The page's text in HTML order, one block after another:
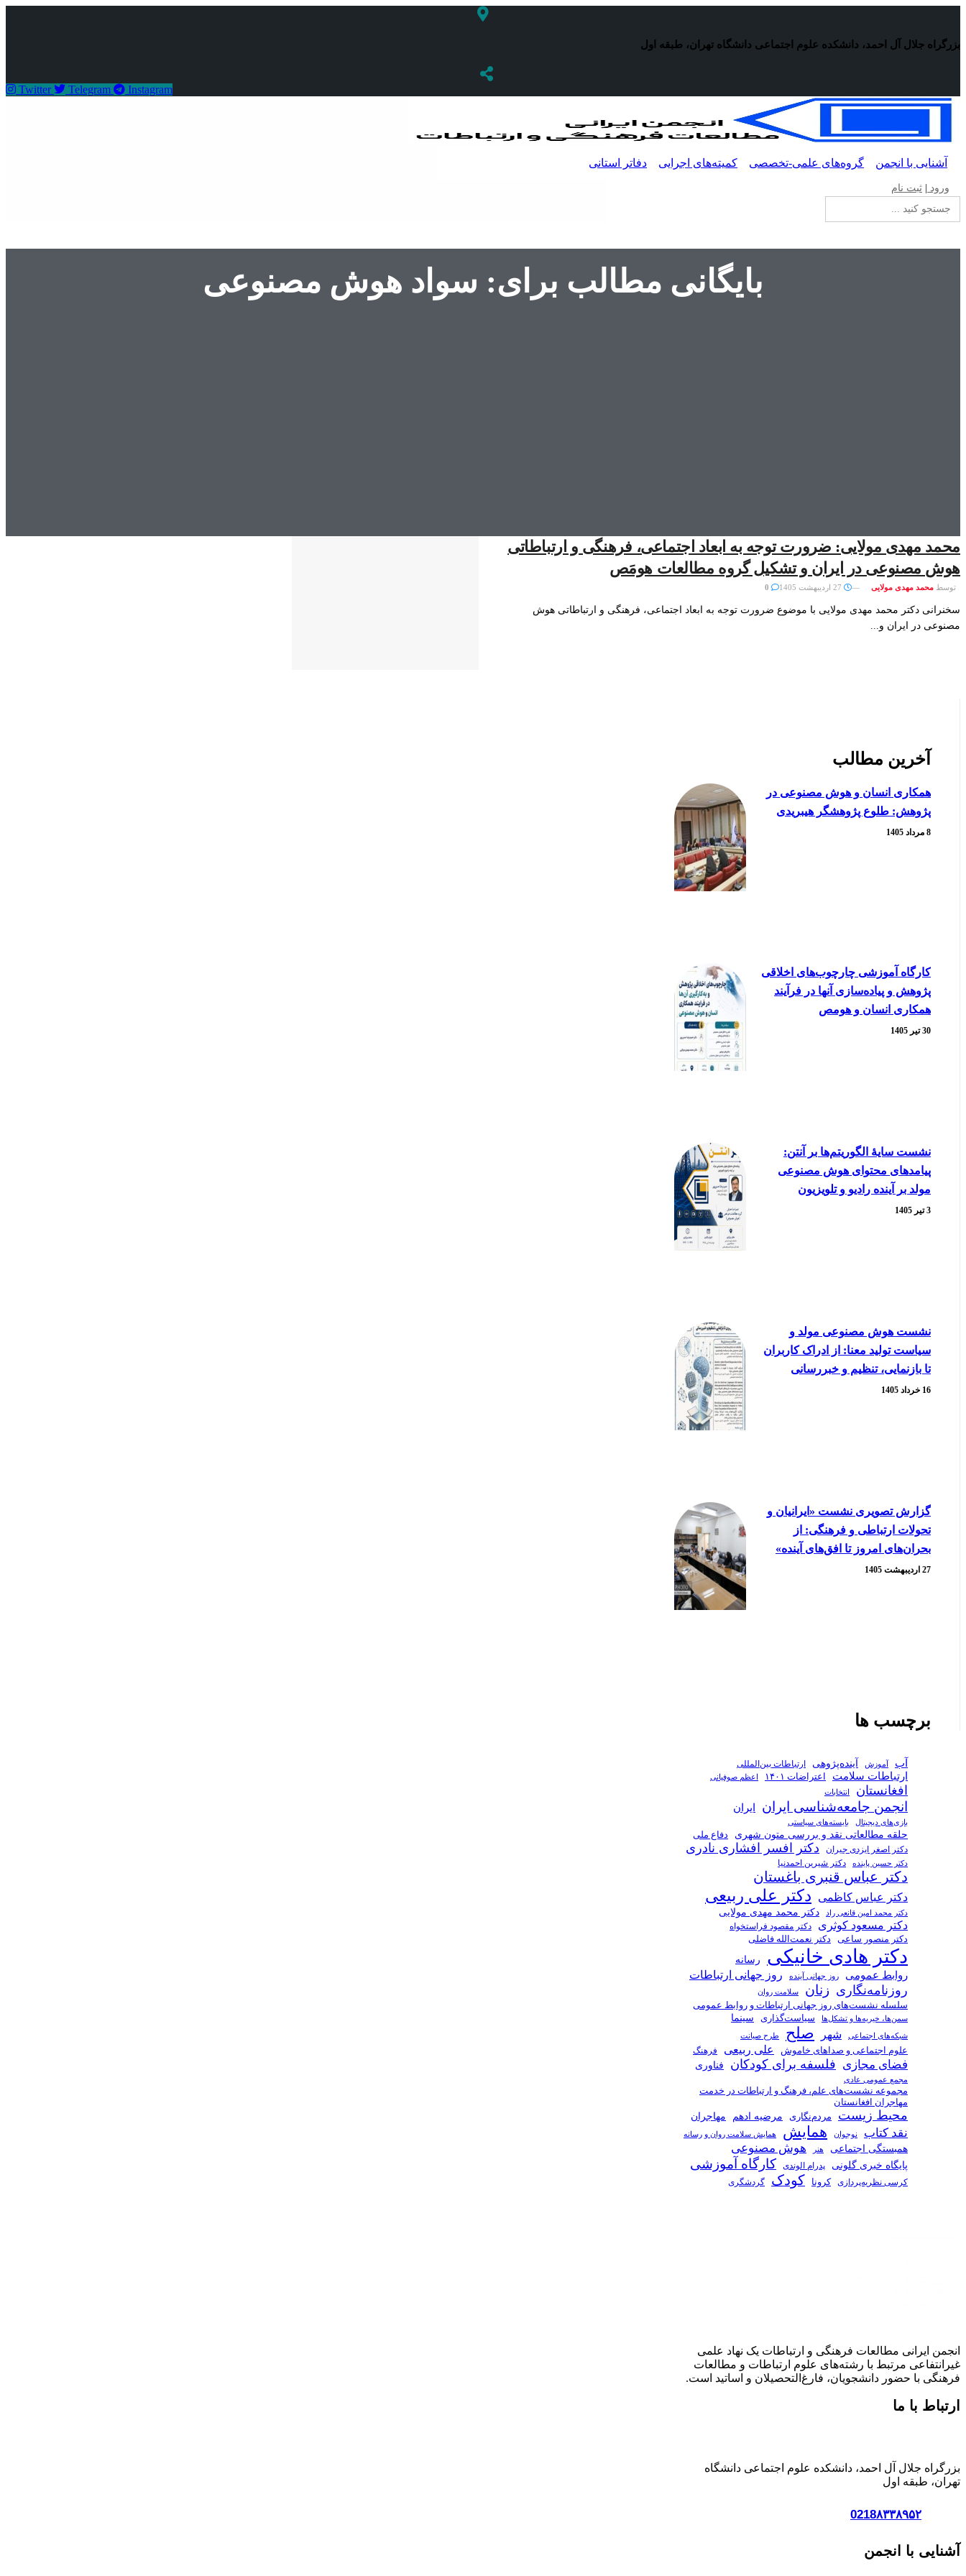
محتوا
بزرگراه جلال آل احمد، دانشکده علوم اجتماعی دانشگاه تهران، طبقه اول
Twitter Telegram Instagram
آشنایی با انجمن گروه‌های علمی-تخصصی کمیته‌های اجرایی دفاتر استانی
ورود ثبت نام
جستجو
برای:
بایگانی مطالب برای: سواد هوش مصنوعی
محمد مهدی مولایی: ضرورت توجه به ابعاد اجتماعی، فرهنگی و ارتباطاتی
هوش مصنوعی در ایران و تشکیل گروه مطالعات هومَص
توسط محمد مهدی مولایی
سخنرانی دکتر محمد مهدی مولایی با موضوع ضرورت توجه به ابعاد اجتماعی، فرهنگی و ارتباطاتی هوش
مصنوعی در ایران و...
آخرین مطالب
همکاری انسان و هوش مصنوعی در
پژوهش: طلوع پژوهشگر هیبریدی
8 مرداد 1405
کارگاه آموزشی چارچوب‌های اخلاقی
پژوهش و پیاده‌سازی آنها در فرآیند
همکاری انسان و هومص
30 تیر 1405
نشست سایۀ الگوریتم‌ها بر آنتن:
پیامدهای محتوای هوش مصنوعی
مولد بر آینده رادیو و تلویزیون
3 تیر 1405
نشست هوش مصنوعی مولد و
سیاست تولید معنا: از ادراک کاربران
تا بازنمایی، تنظیم و خبررسانی
16 خرداد 1405
گزارش تصویری نشست «ایرانیان و
تحولات ارتباطی و فرهنگی: از
بحران‌های امروز تا افق‌های آینده»
27 اردیبهشت 1405
برچسب ها
آب آموزش آینده‌پژوهی ارتباطات بین‌المللی
ارتباطات سلامت اعتراضات ۱۴۰۱ اعظم صوفیانی
افغانستان انتخابات
انجمن جامعه‌شناسی ایران ایران
بازی‌های دیجیتال بایسته‌های سیاستی
حلقه مطالعاتی نقد و بررسی متون شهری دفاع ملی
دکتر اصغر ایزدی جیران دکتر افسر افشاری نادری
دکتر حسین پاینده دکتر شیرین احمدنیا
دکتر عباس قنبری باغستان
دکتر عباس کاظمی دکتر علی ربیعی
دکتر محمد امین قانعی راد دکتر محمد مهدی مولایی
دکتر مسعود کوثری
دکتر مقصود فراستخواه
دکتر منصور ساعی
دکتر نعمت‌الله فاضلی
دکتر هادی خانیکی رسانه
روابط عمومی روز جهانی آینده روز جهانی ارتباطات
روزنامه‌نگاری زنان سلامت روان
سلسله نشست‌های روز جهانی ارتباطات و روابط عمومی
سمن‌ها، خیریه‌ها و تشکل‌ها سیاست‌گذاری سینما
شبکه‌های اجتماعی شهر صلح طرح صیانت
علوم اجتماعی و صداهای خاموش علی ربیعی فرهنگ
فضای مجازی فلسفه برای کودکان فناوری
مجمع عمومی عادی
مجموعه نشست‌های علم، فرهنگ و ارتباطات در خدمت
مهاجران افغانستان
محیط زیست مردم‌نگاری مرضیه ادهم مهاجران
نقد کتاب نوجوان همایش همایش سلامت روان و رسانه
همبستگی اجتماعی هنر هوش مصنوعی
پایگاه خبری گلونی پدرام الوندی کارگاه آموزشی
کرسی نظریه‌پردازی کرونا کودک گردشگری
انجمن ایرانی مطالعات فرهنگی و ارتباطات یک نهاد علمی
غیرانتفاعی مرتبط با رشته‌های علوم ارتباطات و مطالعات
فرهنگی با حضور دانشجویان، فارغ‌التحصیلان و اساتید است.
ارتباط با ما
بزرگراه جلال آل احمد، دانشکده علوم اجتماعی دانشگاه
تهران، طبقه اول
0218۸۳۳۸۹۵۲
آشنایی با انجمن